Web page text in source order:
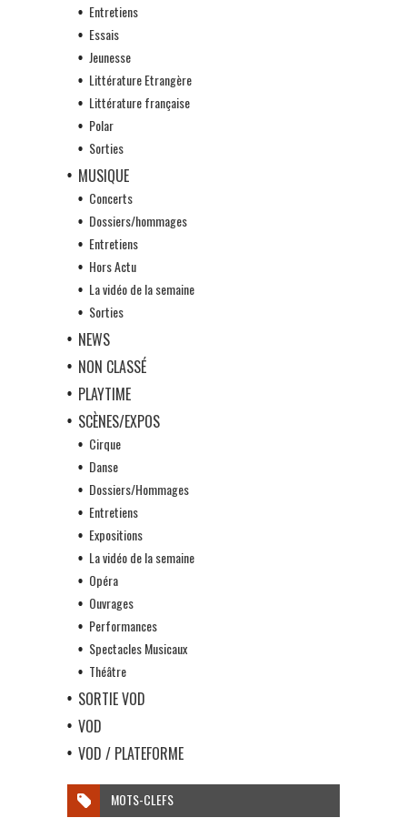
Entretiens
Essais
Jeunesse
Littérature Etrangère
Littérature française
Polar
Sorties
MUSIQUE
Concerts
Dossiers/hommages
Entretiens
Hors Actu
La vidéo de la semaine
Sorties
NEWS
NON CLASSÉ
PLAYTIME
SCÈNES/EXPOS
Cirque
Danse
Dossiers/Hommages
Entretiens
Expositions
La vidéo de la semaine
Opéra
Ouvrages
Performances
Spectacles Musicaux
Théâtre
SORTIE VOD
VOD
VOD / PLATEFORME
MOTS-CLEFS